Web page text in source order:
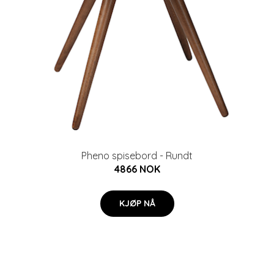
Pheno spisebord - Rundt
4866 NOK
KJØP NÅ